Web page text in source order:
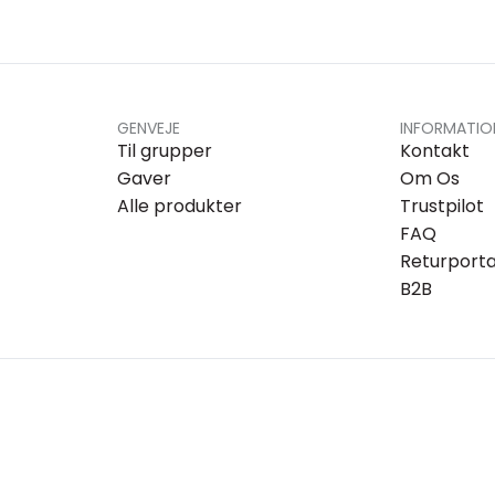
GENVEJE
Til grupper
Gaver
Alle produkter
Kontakt
Om Os
Trustpilot
FAQ
B2B